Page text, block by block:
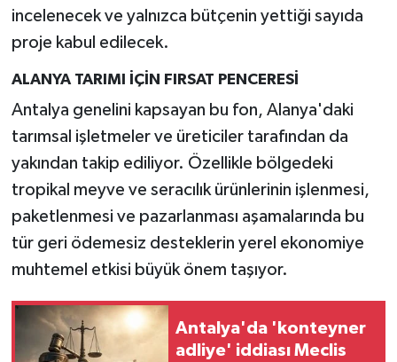
incelenecek ve yalnızca bütçenin yettiği sayıda
proje kabul edilecek.
ALANYA TARIMI İÇİN FIRSAT PENCERESİ
Antalya genelini kapsayan bu fon, Alanya'daki
tarımsal işletmeler ve üreticiler tarafından da
yakından takip ediliyor. Özellikle bölgedeki
tropikal meyve ve seracılık ürünlerinin işlenmesi,
paketlenmesi ve pazarlanması aşamalarında bu
tür geri ödemesiz desteklerin yerel ekonomiye
muhtemel etkisi büyük önem taşıyor.
Antalya'da 'konteyner
adliye' iddiası Meclis